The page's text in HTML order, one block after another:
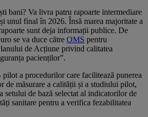
bani? Va livra patru rapoarte intermediare
unul final în 2026. Însă marea majoritate a
sunt deja informații publice. De
se va duce către OMS pentru
de Acțiune privind calitatea
pacienților”.
pilot a procedurilor care facilitează punerea
de măsurare a calității și a studiului pilot,
setului de bază selectat al indicatorilor de
sanitare pentru a verifica fezabilitatea